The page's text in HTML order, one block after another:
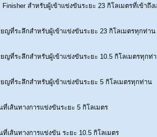
Finisher สำหรับผู้เข้าแข่งขันระยะ 23 กิโลเมตรที่เข้าถึง
ยญที่ระลึกสำหรับผู้เข้าแข่งขันระยะ 23 กิโลเมตรทุกท่าน
ยญที่ระลึกสำหรับผู้เข้าแข่งขันระยะ 10.5 กิโลเมตรทุกท่
ยญที่ระลึกสำหรับผู้เข้าแข่งขันระยะ 5 กิโลเมตรทุกท่าน
ที่เส้นทางการแข่งขันระยะ 5 กิโลเมตร
ที่เส้นทางการแข่งขัน ระยะ 10.5 กิโลเมตร